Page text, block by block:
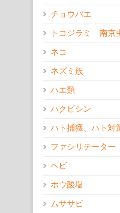
チョウバエ
トコジラミ 南京
ネコ
ネズミ族
ハエ類
ハクビシン
ハト捕獲、ハト対
ファシリテーター
ヘビ
ホウ酸塩
ムササビ